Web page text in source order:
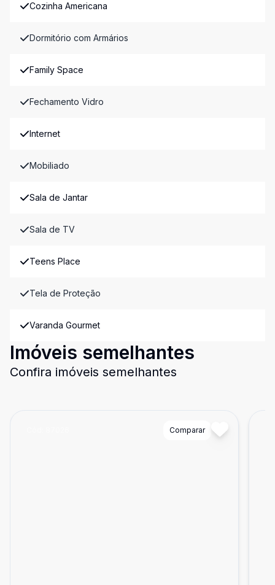
Cozinha Americana
Dormitório com Armários
Family Space
Fechamento Vidro
Internet
Mobiliado
Sala de Jantar
Sala de TV
Teens Place
Tela de Proteção
Varanda Gourmet
Imóveis semelhantes
Confira imóveis semelhantes
Comparar